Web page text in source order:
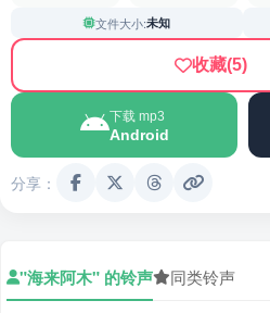
文件大小:未知
收藏(5)
下载 mp3
Android
分享：
"海来阿木" 的铃声 同类铃声